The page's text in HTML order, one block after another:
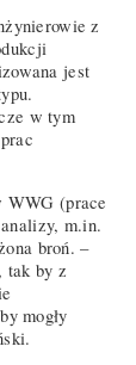
z
jest
w tym
WWG (prace
m.in.
broń. –
tak by z
mogły